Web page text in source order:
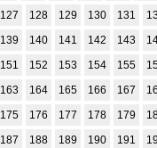
127 128 129 130 131
139 140 141 142 143
151 152 153 154 155
163 164 165 166 167
175 176 177 178 179
187 188 189 190 191